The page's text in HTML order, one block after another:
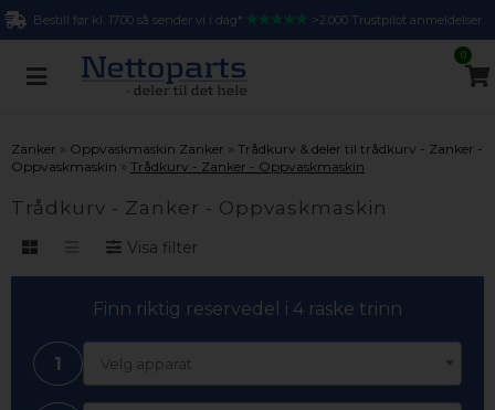
Bestill før kl. 17.00 så sender vi i dag* >2.000 Trustpilot anmeldelser
0
Zanker » Oppvaskmaskin Zanker » Trådkurv & deler til trådkurv - Zanker -
Oppvaskmaskin » Trådkurv - Zanker - Oppvaskmaskin
Trådkurv - Zanker - Oppvaskmaskin
Visa filter
Finn riktig reservedel i 4 raske trinn
1 Velg apparat